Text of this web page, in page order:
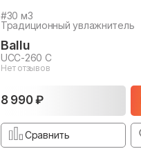
#30 м3
Традиционный увлажнитель
Ballu
UCC-260 C
Нет отзывов
8 990 ₽
Сравнить